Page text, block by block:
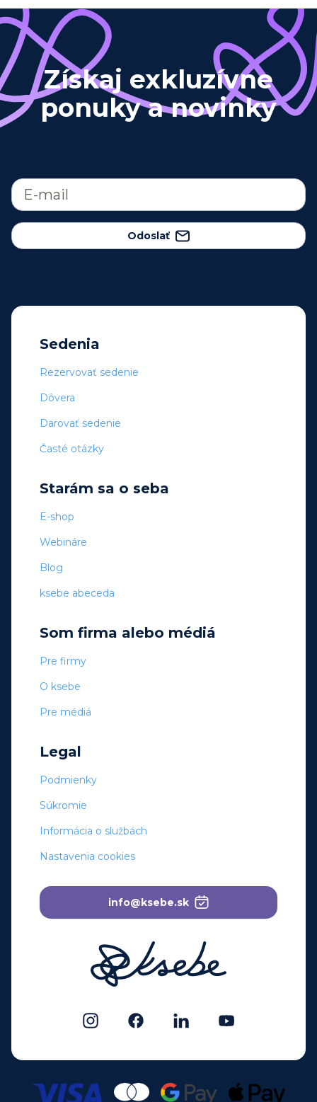
Získaj exkluzívne
ponuky a novinky
Odoslať
Sedenia
Rezervovať sedenie
Dôvera
Darovať sedenie
Časté otázky
Starám sa o seba
E-shop
Webináre
Blog
ksebe abeceda
Som firma alebo médiá
Pre firmy
O ksebe
Pre médiá
Legal
Podmienky
Súkromie
Informácia o službách
Nastavenia cookies
info@ksebe.sk